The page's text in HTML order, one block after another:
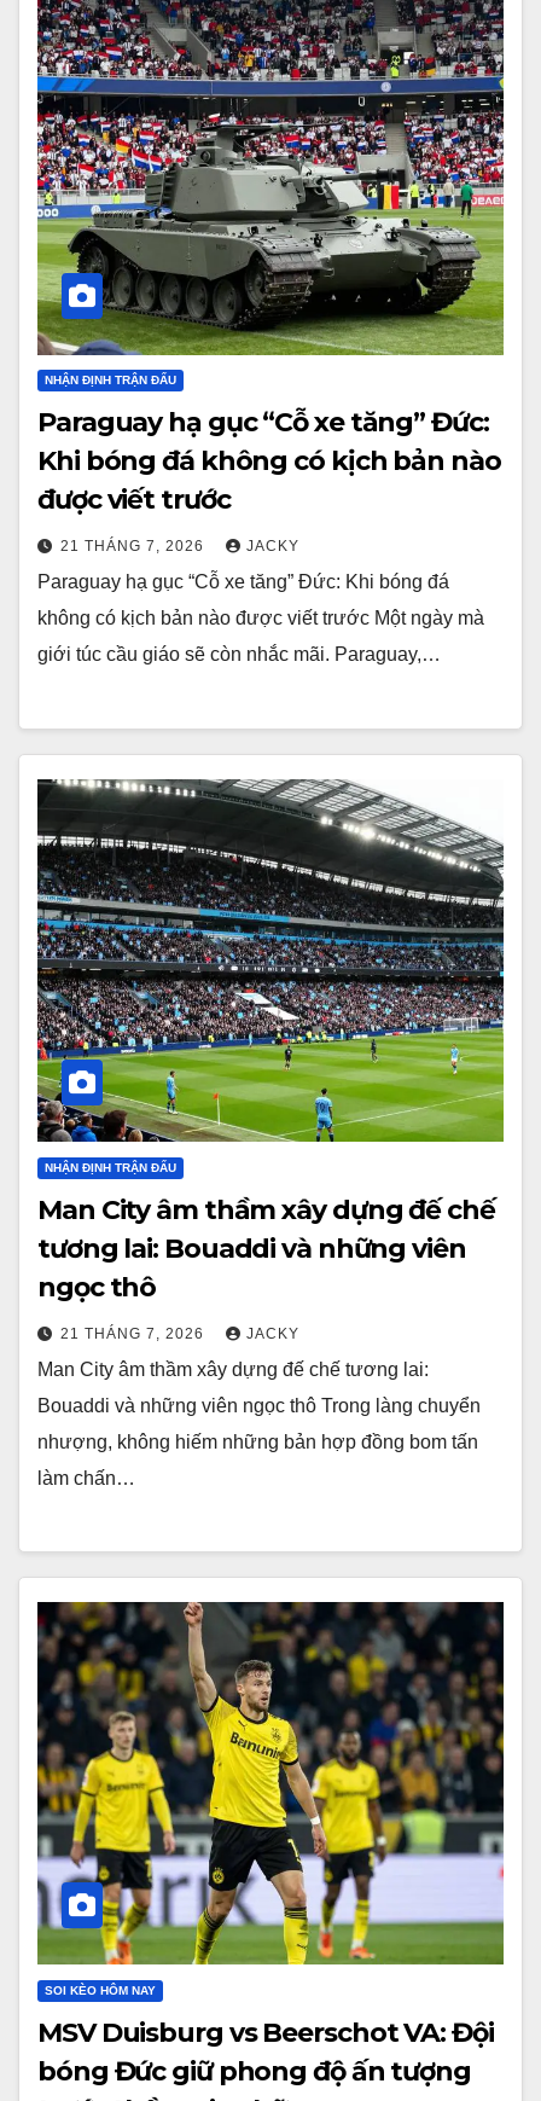
NHẬN ĐỊNH TRẬN ĐẤU
Paraguay hạ gục “Cỗ xe tăng” Đức:
Khi bóng đá không có kịch bản nào
được viết trước
21 THÁNG 7, 2026 JACKY
Paraguay hạ gục “Cỗ xe tăng” Đức: Khi bóng đá
không có kịch bản nào được viết trước Một ngày mà
giới túc cầu giáo sẽ còn nhắc mãi. Paraguay,…
NHẬN ĐỊNH TRẬN ĐẤU
Man City âm thầm xây dựng đế chế
tương lai: Bouaddi và những viên
ngọc thô
21 THÁNG 7, 2026 JACKY
Man City âm thầm xây dựng đế chế tương lai:
Bouaddi và những viên ngọc thô Trong làng chuyển
nhượng, không hiếm những bản hợp đồng bom tấn
làm chấn…
SOI KÈO HÔM NAY
MSV Duisburg vs Beerschot VA: Đội
bóng Đức giữ phong độ ấn tượng